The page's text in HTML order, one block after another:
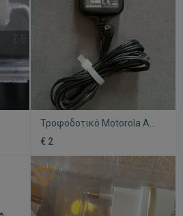
Τροφοδοτικό Motorola AC
Μοντέλο SSW-1189US νέο
€ 2